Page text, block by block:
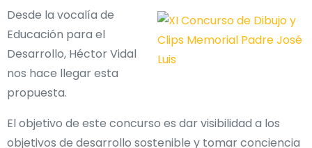
Desde la vocalía de
Educación para el
Desarrollo, Héctor Vidal
nos hace llegar esta
propuesta.
El objetivo de este concurso es dar visibilidad a los
objetivos de desarrollo sostenible y tomar conciencia